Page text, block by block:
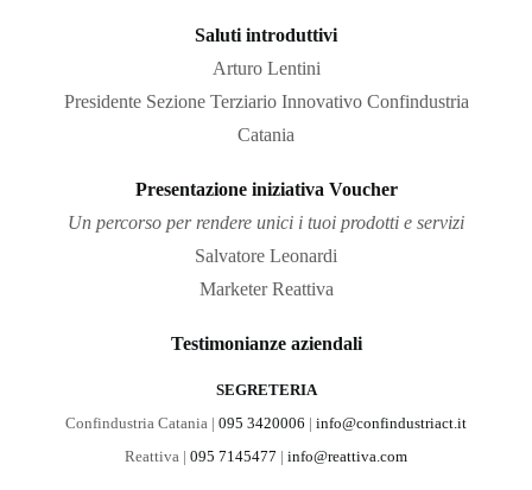
Saluti introduttivi
Arturo Lentini
Presidente Sezione Terziario Innovativo Confindustria
Catania
Presentazione iniziativa Voucher
Un percorso per rendere unici i tuoi prodotti e servizi
Salvatore Leonardi
Marketer Reattiva
Testimonianze aziendali
SEGRETERIA
Confindustria Catania | 095 3420006 | info@confindustriact.it
Reattiva | 095 7145477 | info@reattiva.com